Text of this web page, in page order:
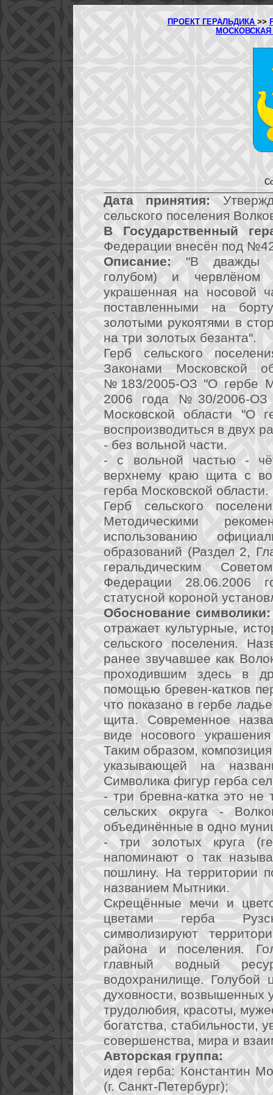
ПРОЕКТ ГЕРАЛЬДИКА >>
Дата принятия:
сельского поселения
В Государственный
Федерации внесён под
Описание: "В дважды
голубом) и червлёном
украшенная на носовой
поставленными на
золотыми рукоятями в
на три золотых безанта".
Герб сельского
Законами Московской
№183/2005-ОЗ "О гербе
2006 года №30/2006-ОЗ
Московской области "О
воспроизводиться в двух
- без вольной части.
- с вольной частью -
верхнему краю щита с
герба Московской области.
Герб сельского
Методическими
использованию
образований (Раздел 2,
геральдическим
Федерации 28.06.2006
статусной короной
Обоснование символики:
отражает культурные,
сельского поселения.
ранее звучавшее как
проходившим здесь в
помощью бревен-катков
что показано в гербе
щита. Современное
виде носового
Таким образом,
указывающей на
Символика фигур герба
- три бревна-катка это не
сельских округа -
объединённые в одно
- три золотых круга
напоминают о так
пошлину. На территории
названием Мытники.
Скрещённые мечи и
цветами герба
символизируют
района и поселения.
главный водный
водохранилище. Голубой
духовности, возвышенных
трудолюбия, красоты,
богатства, стабильности,
совершенства, мира и
Авторская группа:
идея герба: Константин
(г. Санкт-Петербург);